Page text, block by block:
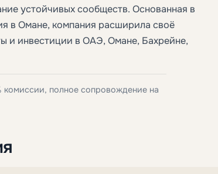
устойчивых сообществ. Основанная в
в Омане, компания расширила своё
и инвестиции в ОАЭ, Омане, Бахрейне,
комиссии, полное сопровождение на